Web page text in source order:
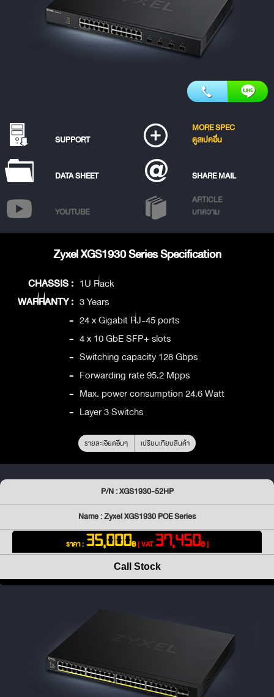
SUPPORT
MORE SPEC
ดูสเปคอื่น
DATA SHEET SHARE MAIL
YOUTUBE
ARTICLE
บทความ
Zyxel XGS1930 Series Specification
CHASSIS : 1U Rack
WARRANTY : 3 Years
- 24 x Gigabit RJ-45 ports
- 4 x 10 GbE SFP+ slots
- Switching capacity 128 Gbps
- Forwarding rate 95.2 Mpps
- Max. power consumption 24.6 Watt
- Layer 3 Switchs
รายละเอียดอื่นๆ เปรียบเทียบสินค้า
P/N : XGS1930-52HP
Name : Zyxel XGS1930 POE Series
ราคา : 35,000฿[ VAT37,450฿ ]
Call Stock